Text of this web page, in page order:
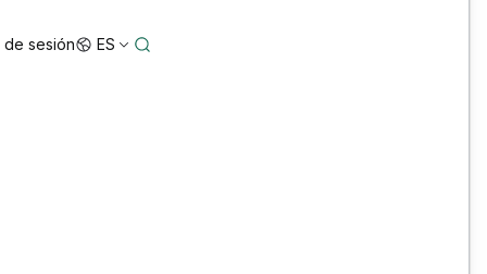
de sesión ES